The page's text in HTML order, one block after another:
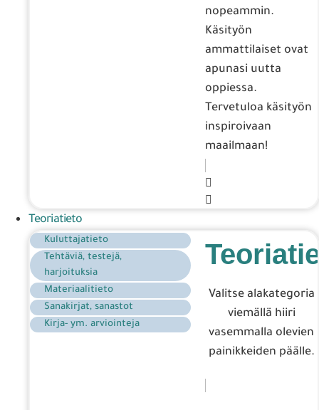
nopeammin.
Käsityön
ammattilaiset ovat
apunasi uutta
oppiessa.
Tervetuloa käsityön
inspiroivaan
maailmaan!
Teoriatieto
Kuluttajatieto
Tehtäviä, testejä,
harjoituksia
Materiaalitieto
Sanakirjat, sanastot
Kirja- ym. arviointeja
Valitse alakategoria
viemällä hiiri
vasemmalla olevien
painikkeiden päälle.